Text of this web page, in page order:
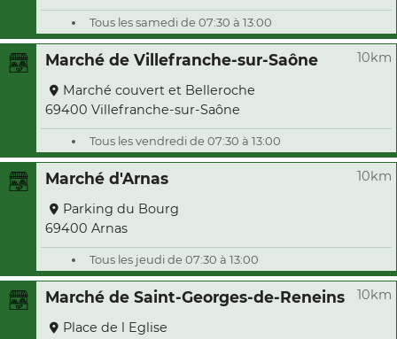
Tous les samedi de 07:30 à 13:00
Marché de Villefranche-sur-Saône 10km
Marché couvert et Belleroche
69400 Villefranche-sur-Saône
Tous les vendredi de 07:30 à 13:00
Marché d'Arnas 10km
Parking du Bourg
69400 Arnas
Tous les jeudi de 07:30 à 13:00
Marché de Saint-Georges-de-Reneins 10km
Place de l Eglise